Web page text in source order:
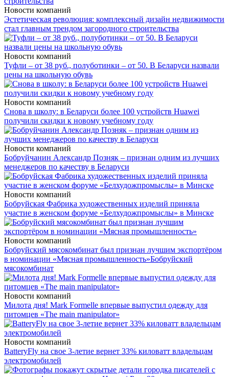
Новости компаний
Эстетическая революция: комплексный дизайн недвижимости
стал главным трендом загородного строительства
Новости компаний
Туфли – от 38 руб., полуботинки – от 50. В Беларуси назвали
цены на школьную обувь
Новости компаний
Снова в школу: в Беларуси более 100 устройств Huawei
получили скидки к новому учебному году
Новости компаний
Бобруйчанин Александр Позняк – признан одним из лучших
менеджеров по качеству в Беларуси
Новости компаний
Бобруйская Фабрика художественных изделий приняла
участие в женском форуме «Белхудожпромыслы» в Минске
Новости компаний
Бобруйский мясокомбинат был признан лучшим экспортёром
в номинации «Мясная промышленность»Бобруйский
мясокомбинат
Новости компаний
Милота дня! Mark Formelle впервые выпустил одежду для
питомцев «The main manipulator»
Новости компаний
BatteryFly на свое 3-летие вернет 33% киловатт владельцам
электромобилей